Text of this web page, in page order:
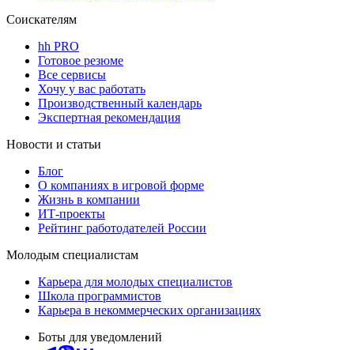
Соискателям
hh PRO
Готовое резюме
Все сервисы
Хочу у вас работать
Производственный календарь
Экспертная рекомендация
Новости и статьи
Блог
О компаниях в игровой форме
Жизнь в компании
ИТ-проекты
Рейтинг работодателей России
Молодым специалистам
Карьера для молодых специалистов
Школа программистов
Карьера в некоммерческих организациях
Боты для уведомлений